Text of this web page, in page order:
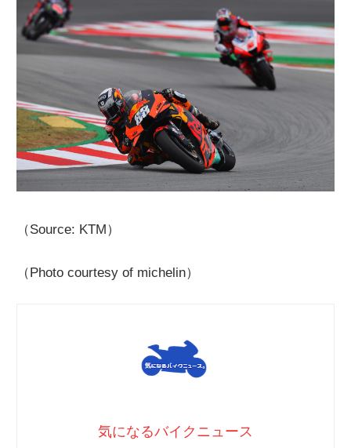
（Source: KTM）
（Photo courtesy of michelin）
気になるバイクニュース